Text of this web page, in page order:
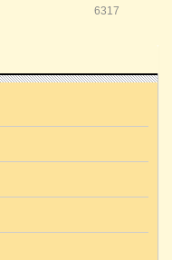
6317